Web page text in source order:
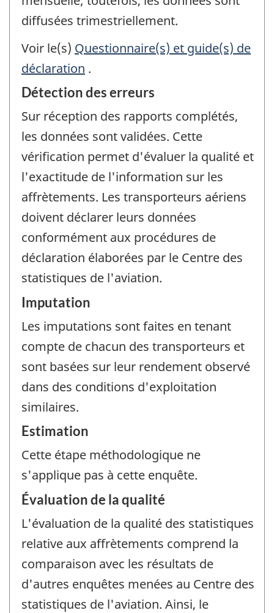
diffusées trimestriellement.
Voir le(s) Questionnaire(s) et guide(s) de
déclaration .
Détection des erreurs
Sur réception des rapports complétés,
les données sont validées. Cette
vérification permet d'évaluer la qualité et
l'exactitude de l'information sur les
affrètements. Les transporteurs aériens
doivent déclarer leurs données
conformément aux procédures de
déclaration élaborées par le Centre des
statistiques de l'aviation.
Imputation
Les imputations sont faites en tenant
compte de chacun des transporteurs et
sont basées sur leur rendement observé
dans des conditions d'exploitation
similaires.
Estimation
Cette étape méthodologique ne
s'applique pas à cette enquête.
Évaluation de la qualité
L'évaluation de la qualité des statistiques
relative aux affrètements comprend la
comparaison avec les résultats de
d'autres enquêtes menées au Centre des
statistiques de l'aviation. Ainsi, le